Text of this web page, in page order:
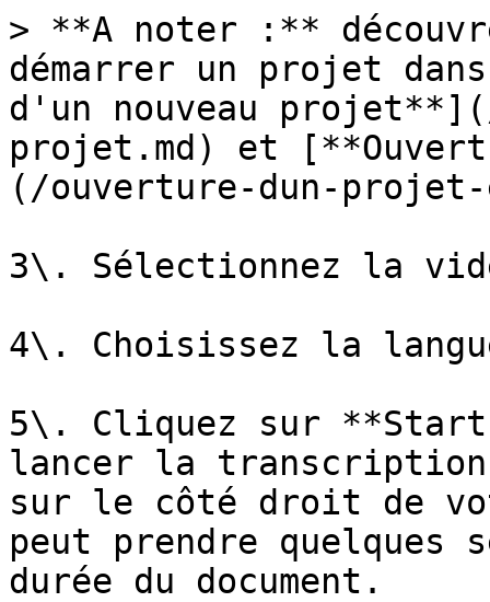
> **A noter :**
démarrer un projet
d'un nouveau
projet.md) et
(/ouverture-dun-
3\. Sélectionnez la
4\. Choisissez la
5\. Cliquez sur
lancer la transcription
sur le côté droit de
peut prendre quelques
durée du document.